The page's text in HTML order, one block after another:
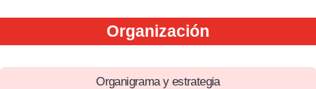
Organización
Organigrama y estrategia